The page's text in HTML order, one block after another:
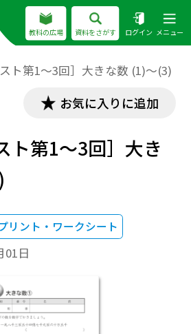
教科の広場 資料をさがす ログイン メニュー
スト第1～3回］大きな数 (1)～(3)
お気に入りに追加
ト第1～3回］大き
リント・ワークシート
01日